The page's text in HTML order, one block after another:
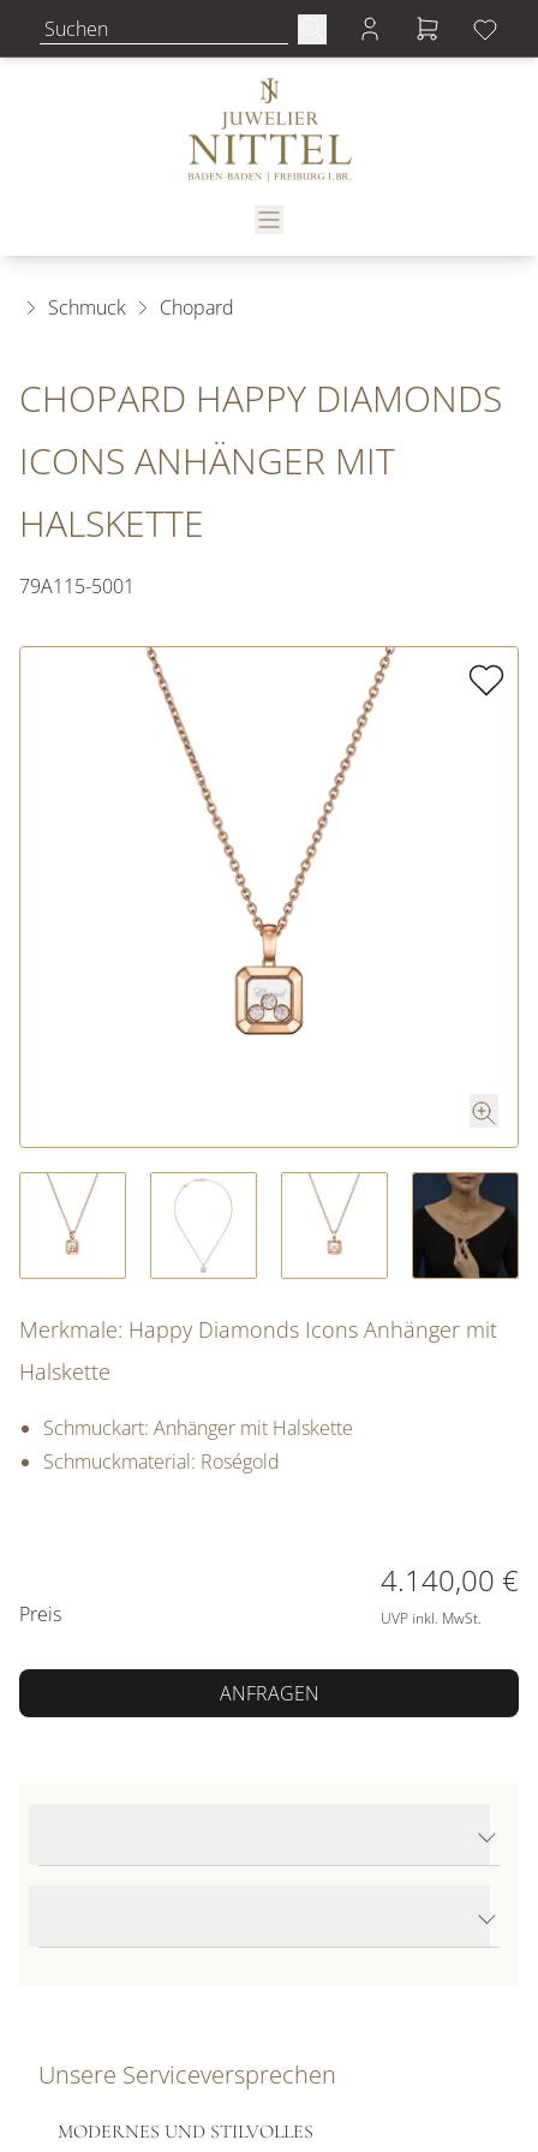
Schmuck Chopard
CHOPARD HAPPY DIAMONDS
ICONS ANHÄNGER MIT
HALSKETTE
79A115-5001
Merkmale: Happy Diamonds Icons Anhänger mit
Halskette
Schmuckart: Anhänger mit Halskette
Schmuckmaterial: Roségold
Preis
4.140,00 €
UVP inkl. MwSt.
ANFRAGEN
Unsere Serviceversprechen
MODERNES UND STILVOLLES